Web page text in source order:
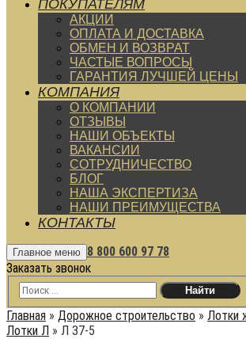
ПОКУПАТЕЛЯМ
АКЦИИ
ОПЛАТА И ДОСТАВКА
ОБМЕН И ВОЗВРАТ
ЧАСТЫЕ ВОПРОСЫ
ГАРАНТИЯ ЛУЧШЕЙ ЦЕНЫ
КОМПАНИЯ
О КОМПАНИИ
ОТЗЫВЫ
НАШИ ОБЪЕКТЫ
ВАКАНСИИ
СОТРУДНИЧЕСТВО
БЛОГ
НАША ЭКСПЕРТИЗА
НАШИ ПРЕИМУЩЕСТВА
КОНТАКТЫ
Главное меню 8 800 600 97 78
Заказать звонок
Главная » Дорожное строительство » Лотки
Лотки Л » Л 37-5